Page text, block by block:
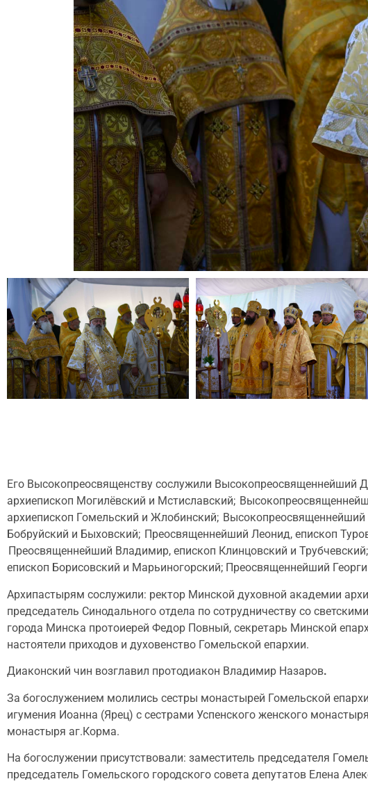
Его Высокопреосвященству сослужили
архиепископ Могилёвский и Мстиславский;
архиепископ Гомельский и Жлобинский;
Бобруйский и Быховский; Преосвященнейший Леонид, епископ
Преосвященнейший Владимир, епископ Клинцовский и
епископ Борисовский и Марьиногорский; Преосвященнейший
Архипастырям сослужили: ректор Минской духовной академии
председатель Синодального отдела по сотрудничеству со
города Минска протоиерей Федор Повный, секретарь Минской
настоятели приходов и духовенство Гомельской епархии.
Диаконский чин возглавил протодиакон Владимир Назаров.
За богослужением молились сестры монастырей Гомельской
игумения Иоанна (Ярец) с сестрами Успенского женского
монастыря аг.Корма.
На богослужении присутствовали: заместитель председателя
председатель Гомельского городского совета депутатов Елена